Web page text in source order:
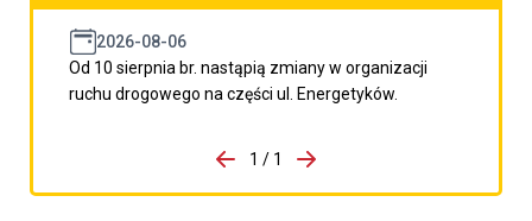
2026-08-06
Od 10 sierpnia br. nastąpią zmiany w organizacji
ruchu drogowego na części ul. Energetyków.
porzpedniego komunikatu
1 / 1
Przejdź do następnego